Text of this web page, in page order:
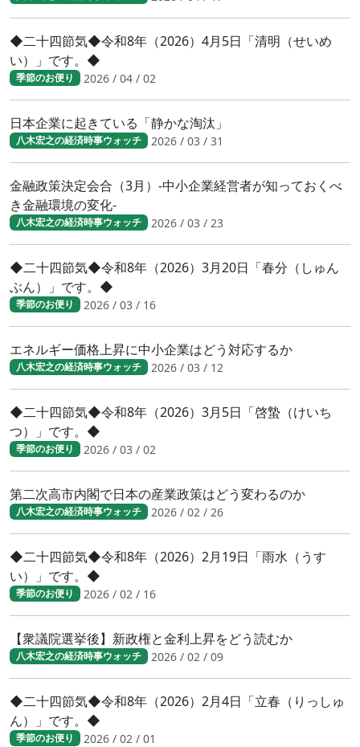
◆二十四節気◆令和8年（2026）4月5日「清明（せいめ
い）」です。◆
季節のお便り 2026 / 04 / 02
日本企業に起きている「静かな淘汰」
八木宏之の経済時事ウォッチ 2026 / 03 / 31
金融政策決定会合（3月）-中小企業経営者が知っておくべ
き金融環境の変化-
八木宏之の経済時事ウォッチ 2026 / 03 / 23
◆二十四節気◆令和8年（2026）3月20日「春分（しゅん
ぶん）」です。◆
季節のお便り 2026 / 03 / 16
エネルギー価格上昇に中小企業はどう対応するか
八木宏之の経済時事ウォッチ 2026 / 03 / 12
◆二十四節気◆令和8年（2026）3月5日「啓蟄（けいち
つ）」です。◆
季節のお便り 2026 / 03 / 02
第二次高市内閣で日本の産業政策はどう変わるのか
八木宏之の経済時事ウォッチ 2026 / 02 / 26
◆二十四節気◆令和8年（2026）2月19日「雨水（うす
い）」です。◆
季節のお便り 2026 / 02 / 16
【衆議院選挙後】新政権と金利上昇をどう読むか
八木宏之の経済時事ウォッチ 2026 / 02 / 09
◆二十四節気◆令和8年（2026）2月4日「立春（りっしゅ
ん）」です。◆
季節のお便り 2026 / 02 / 01